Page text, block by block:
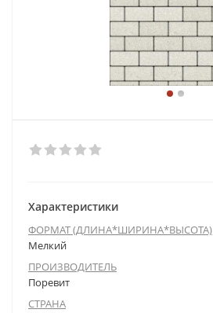
Характеристики
ФОРМАТ (ДЛИНА*ШИРИНА*ВЫСОТА)
Мелкий
ПРОИЗВОДИТЕЛЬ
Поревит
СТРАНА